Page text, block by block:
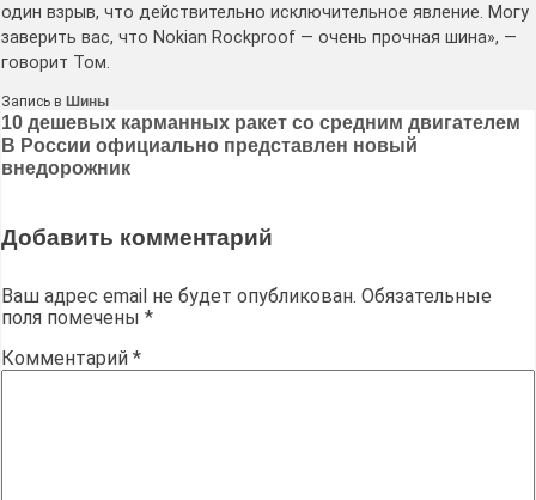
один взрыв, что действительно исключительное явление. Могу
заверить вас, что Nokian Rockproof — очень прочная шина», —
говорит Том.
Запись в Шины
Навигация
по
10 дешевых карманных ракет со средним двигателем
В России официально представлен новый
внедорожник
Добавить комментарий
Ваш адрес email не будет опубликован. Обязательные
поля помечены *
Комментарий *